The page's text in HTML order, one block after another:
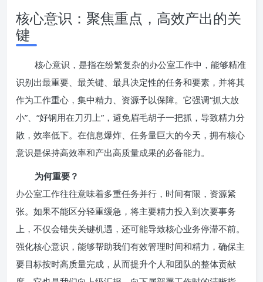
核心意识：聚焦重点，高效产出的关
键
核心意识，是指在纷繁复杂的办公室工作中，能够精准
识别出最重要、最关键、最具决定性的任务和要素，并将其
作为工作重心，集中精力、资源予以保障。它强调“抓大放
小”、“好钢用在刀刃上”，避免眉毛胡子一把抓，导致精力分
散，效率低下。在信息爆炸、任务量巨大的今天，拥有核心
意识是保持高效率和产出高质量成果的必备能力。
为何重要？
办公室工作往往意味着多重任务并行，时间有限，资源紧
张。如果不能区分轻重缓急，将主要精力投入到次要事务
上，不仅会错失关键机遇，还可能导致核心业务停滞不前。
强化核心意识，能够帮助我们有效管理时间和精力，确保主
要目标按时高质量完成，从而提升个人和团队的整体贡献